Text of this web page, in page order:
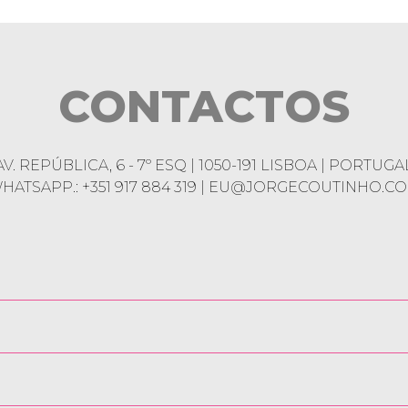
CONTACTOS
REPÚBLICA, 6 - 7º ESQ | 1050-191 LISBOA |
+351 917 884 319 |